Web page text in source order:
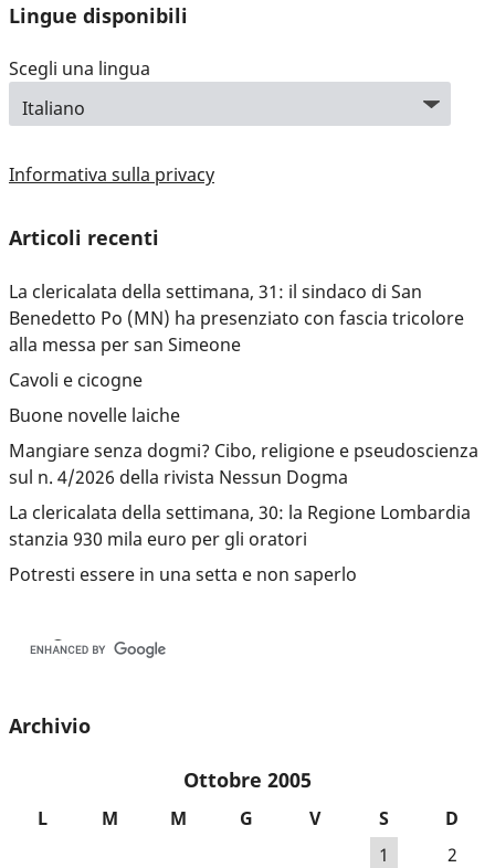
Lingue disponibili
Scegli una lingua
Informativa sulla privacy
Articoli recenti
La clericalata della settimana, 31: il sindaco di San
Benedetto Po (MN) ha presenziato con fascia tricolore
alla messa per san Simeone
Cavoli e cicogne
Buone novelle laiche
Mangiare senza dogmi? Cibo, religione e pseudoscienza
sul n. 4/2026 della rivista Nessun Dogma
La clericalata della settimana, 30: la Regione Lombardia
stanzia 930 mila euro per gli oratori
Potresti essere in una setta e non saperlo
Archivio
Ottobre 2005
L M M G V S
D
1
2